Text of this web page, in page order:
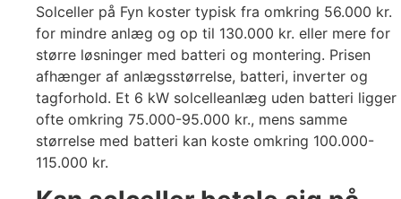
Solceller på Fyn koster typisk fra omkring 56.000 kr.
for mindre anlæg og op til 130.000 kr. eller mere for
større løsninger med batteri og montering. Prisen
afhænger af anlægsstørrelse, batteri, inverter og
tagforhold. Et 6 kW solcelleanlæg uden batteri ligger
ofte omkring 75.000-95.000 kr., mens samme
størrelse med batteri kan koste omkring 100.000-
115.000 kr.